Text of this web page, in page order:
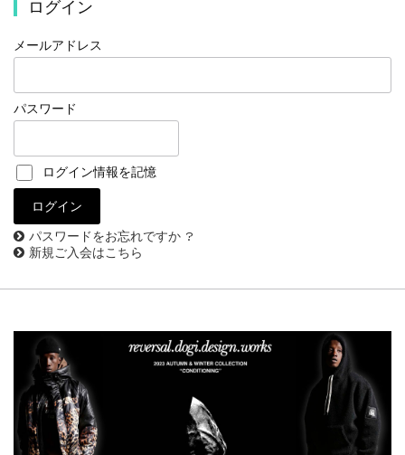
ログイン
メールアドレス
パスワード
ログイン情報を記憶
パスワードをお忘れですか ?
新規ご入会はこちら